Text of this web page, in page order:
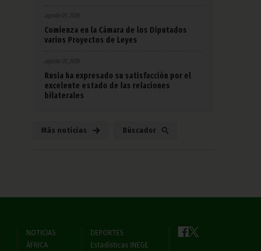
agosto 07, 2026
Comienza en la Cámara de los Diputados
varios Proyectos de Leyes
agosto 07, 2026
Rusia ha expresado su satisfacción por el
excelente estado de las relaciones
bilaterales
Más noticias Búscador
NOTICIAS
ÁFRICA
DEPORTES
Estadísticas INEGE